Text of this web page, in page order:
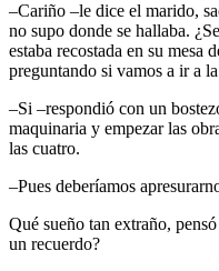
–Cariño –le dice el marido,
no supo donde se hallaba.
estaba recostada en su mesa
preguntando si vamos a ir a
–Si –respondió con un
maquinaria y empezar las
las cuatro.
–Pues deberíamos
Qué sueño tan extraño,
un recuerdo?